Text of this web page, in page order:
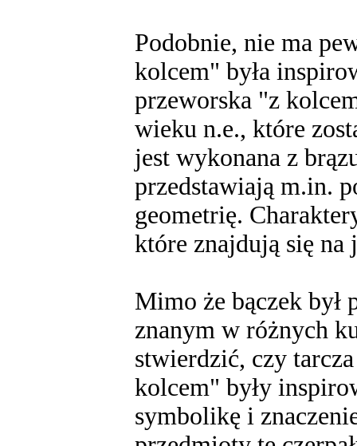
Podobnie, nie ma
kolcem" była
przeworska "z
wieku n.e., które
jest wykonana z
przedstawiają m.in.
geometrię.
które znajdują się na
Mimo że bączek był
znanym w różnych
stwierdzić, czy
kolcem" były
symbolikę i